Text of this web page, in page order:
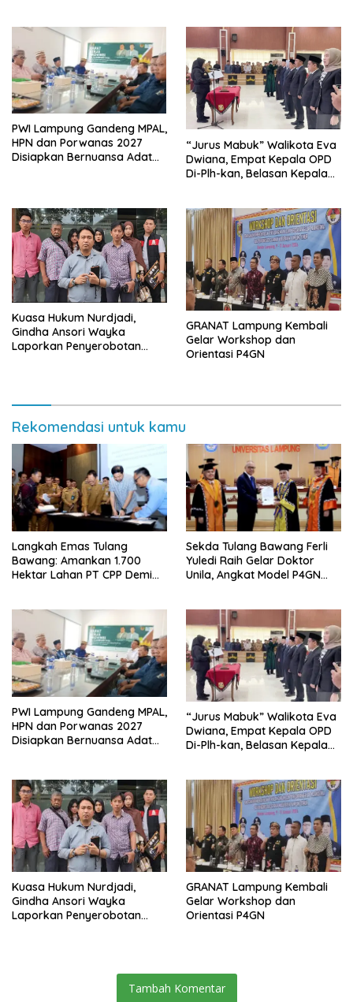
PWI Lampung Gandeng MPAL,
HPN dan Porwanas 2027
Disiapkan Bernuansa Adat
“Jurus Mabuk” Walikota Eva
Dwiana, Empat Kepala OPD
Di-Plh-kan, Belasan Kepala
Kuasa Hukum Nurdjadi,
Gindha Ansori Wayka
Laporkan Penyerobotan
GRANAT Lampung Kembali
Gelar Workshop dan
Orientasi P4GN
Rekomendasi untuk kamu
Langkah Emas Tulang
Bawang: Amankan 1.700
Hektar Lahan PT CPP Demi
Sekda Tulang Bawang Ferli
Yuledi Raih Gelar Doktor
Unila, Angkat Model P4GN
PWI Lampung Gandeng MPAL,
HPN dan Porwanas 2027
Disiapkan Bernuansa Adat
“Jurus Mabuk” Walikota Eva
Dwiana, Empat Kepala OPD
Di-Plh-kan, Belasan Kepala
Kuasa Hukum Nurdjadi,
Gindha Ansori Wayka
Laporkan Penyerobotan
GRANAT Lampung Kembali
Gelar Workshop dan
Orientasi P4GN
Tambah Komentar